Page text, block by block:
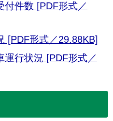
付件数 [PDF形式／
[PDF形式／29.88KB]
運行状況 [PDF形式／